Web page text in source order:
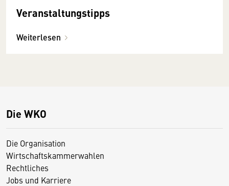
Veranstaltungstipps
Weiterlesen
Die WKO
Die Organisation
Wirtschaftskammerwahlen
Rechtliches
Jobs und Karriere